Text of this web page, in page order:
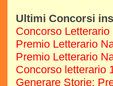
Ultimi Concorsi
Concorso
Premio Letterario
Premio Letterario
Concorso letterario
Generare Storie: